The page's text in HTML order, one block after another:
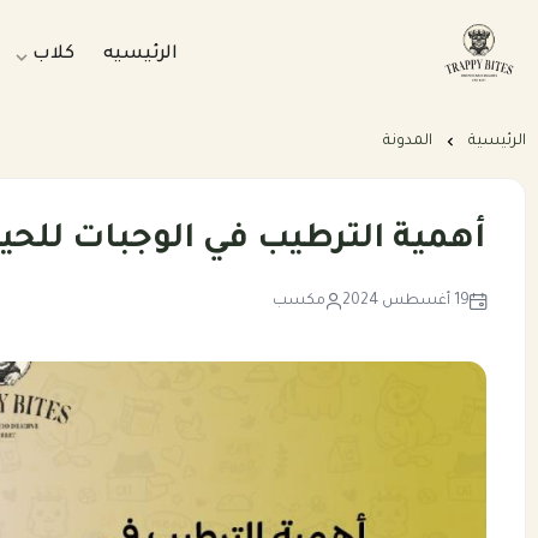
Trappybites
الرئيسيه كلاب
باقات
الرئيسية المدونة
أهمية الترطيب في الوجبات
19 أغسطس 2024 مكسب